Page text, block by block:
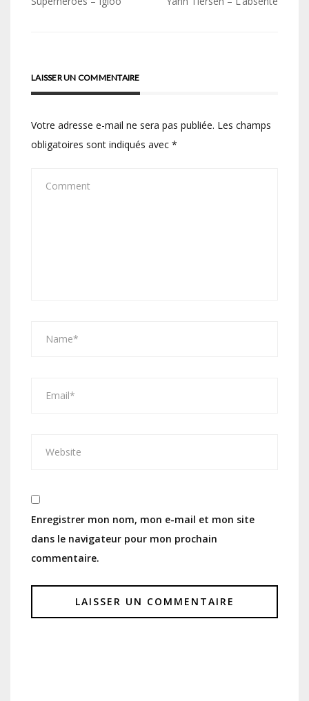
LAISSER UN COMMENTAIRE
Votre adresse e-mail ne sera pas publiée. Les champs
obligatoires sont indiqués avec *
Enregistrer mon nom, mon e-mail et mon site
dans le navigateur pour mon prochain
commentaire.